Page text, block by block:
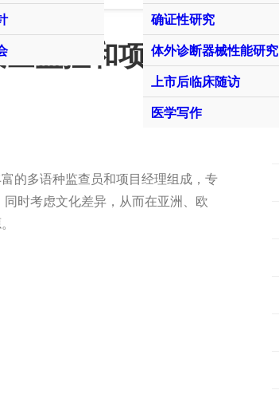
确证性研究
体外诊断器械性能研究
上市后临床随访
医学写作
监控和项目管
的多语种监查员和项目经理组成，专
时考虑文化差异，从而在亚洲、欧